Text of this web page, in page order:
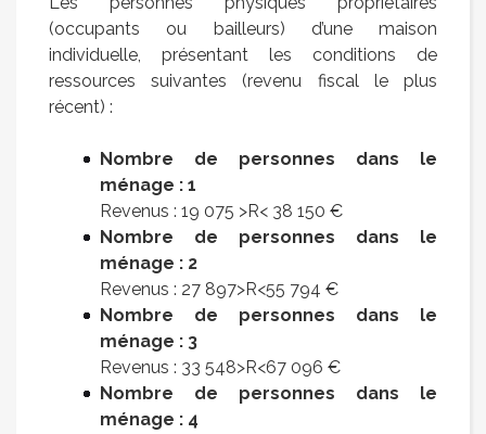
(occupants ou bailleurs) d’une maison
individuelle, présentant les conditions de
ressources suivantes (revenu fiscal le plus
récent) :
Nombre de personnes dans le
ménage : 1
Revenus : 19 075 >R< 38 150 €
Nombre de personnes dans le
ménage : 2
Revenus : 27 897>R<55 794 €
Nombre de personnes dans le
ménage : 3
Revenus : 33 548>R<67 096 €
Nombre de personnes dans le
ménage : 4